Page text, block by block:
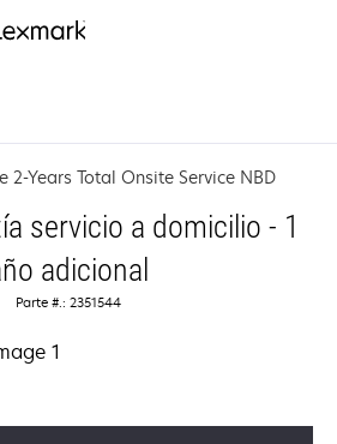
2-Years Total Onsite Service NBD
servicio a domicilio - 1
adicional
Parte #.: 2351544